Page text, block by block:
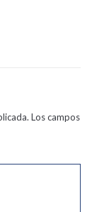
Los campos